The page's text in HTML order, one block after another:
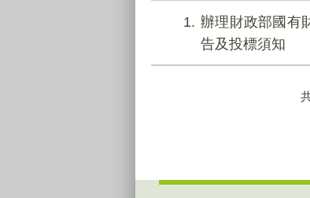
1
辦理財政部國有
告及投標須知